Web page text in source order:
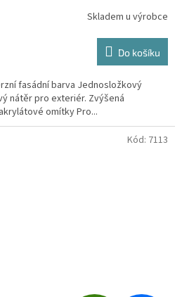
R
M
A
Skladem u výrobce
Do košíku
fasádní barva Jednosložkový
nátěr pro exteriér. Zvýšená
omítky Pro...
Kód: 7113